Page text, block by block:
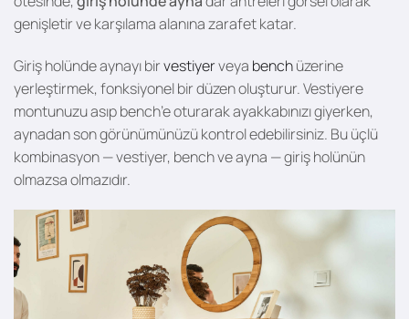
genişletir ve karşılama alanına zarafet katar.
Giriş holünde aynayı birvestiyerveya benchüzerine
yerleştirmek, fonksiyonel bir düzen oluşturur. Vestiyere
montunuzu asıp bench’e oturarak ayakkabınızı giyerken,
aynadan son görünümünüzü kontrol edebilirsiniz. Bu üçlü
kombinasyon — vestiyer, bench ve ayna — giriş holünün
olmazsa olmazıdır.